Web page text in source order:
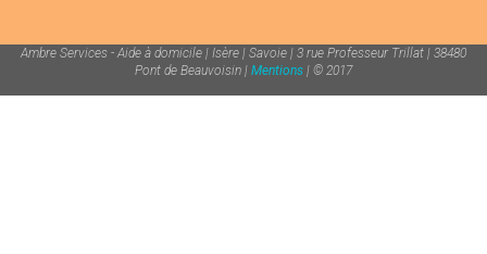
Ambre Services - Aide à domicile | Isère | Savoie | 3 rue Professeur Trillat | 38480
Pont de Beauvoisin | Mentions | © 2017